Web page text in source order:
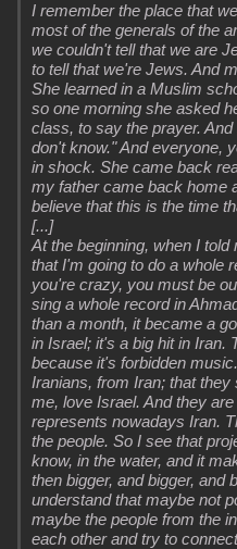
I remember the place that
most of the generals of the
we couldn't tell that we are
to tell that we're Jews. And
She learned in a Muslim
so one morning she asked
class, to say the prayer.
don't know." And everyone,
in shock. She came back
my father came back home
believe that this is the time
[...]
At the beginning, when I
that I'm going to do a whole
you're crazy, you must be
sing a whole record in
than a month, it became a
in Israel; it's a big hit in Iran.
because it's forbidden
Iranians, from Iran; that
me, love Israel. And they
represents nowadays Iran.
the people. So I see that
know, in the water, and it
then bigger, and bigger, and
understand that maybe not
maybe the people from the
each other and try to